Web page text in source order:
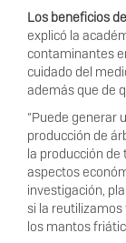
Los beneficios
explicó la
contaminantes
cuidado del
además que de
“Puede generar
producción de
la producción de
aspectos
investigación,
si la
los mantos